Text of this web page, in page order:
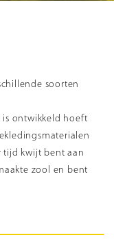
soorten
is ontwikkeld hoeft
tijd kwijt bent aan
zool en bent